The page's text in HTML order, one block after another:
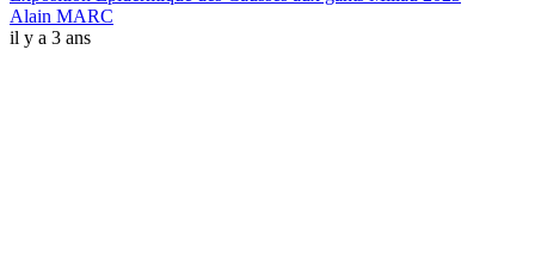
Alain MARC
il y a 3 ans